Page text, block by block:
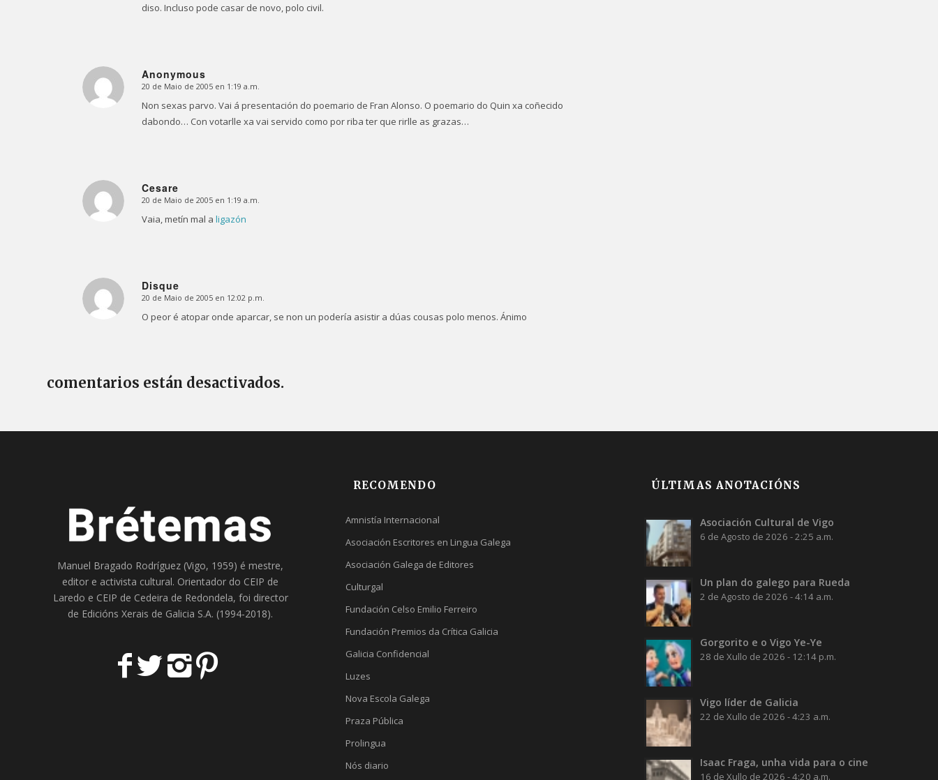
diso. Incluso pode casar de novo, polo civil.
Anonymous
Dice:
20 de Maio de 2005 en 1:19 a.m.
Non sexas parvo. Vai á presentación do poemario de Fran Alonso. O poemario do Quin xa coñecido
dabondo… Con votarlle xa vai servido como por riba ter que rirlle as grazas…
Cesare
Dice:
20 de Maio de 2005 en 1:19 a.m.
Vaia, metín mal a ligazón
Disque
Dice:
20 de Maio de 2005 en 12:02 p.m.
O peor é atopar onde aparcar, se non un podería asistir a dúas cousas polo menos. Ánimo
comentarios están desactivados.
Manuel Bragado Rodríguez (Vigo, 1959) é mestre,
editor e activista cultural. Orientador do CEIP de
Laredo e CEIP de Cedeira de Redondela, foi director
de Edicións Xerais de Galicia S.A. (1994-2018).
RECOMENDO
Amnistía Internacional
Asociación Escritores en Lingua Galega
Asociación Galega de Editores
Culturgal
Fundación Celso Emilio Ferreiro
Fundación Premios da Crítica Galicia
Galicia Confidencial
Luzes
Nova Escola Galega
Praza Pública
Prolingua
Nós diario
ÚLTIMAS ANOTACIÓNS
Asociación Cultural de Vigo
6 de Agosto de 2026 - 2:25 a.m.
Un plan do galego para Rueda
2 de Agosto de 2026 - 4:14 a.m.
Gorgorito e o Vigo Ye-Ye
28 de Xullo de 2026 - 12:14 p.m.
Vigo líder de Galicia
22 de Xullo de 2026 - 4:23 a.m.
Isaac Fraga, unha vida para o cine
16 de Xullo de 2026 - 4:20 a.m.